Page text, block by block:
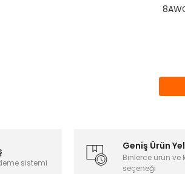
sistemi
Geniş Ürün
Binlerce ürün
seçeneği